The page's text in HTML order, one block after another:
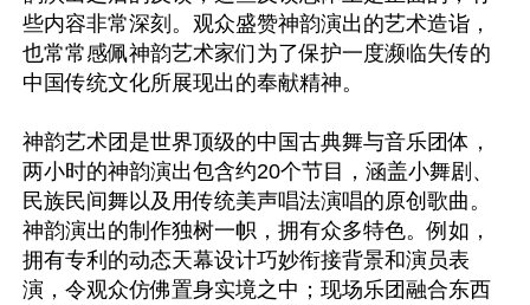
些内容非常深刻。观众盛赞神韵演出的艺术造诣，
也常常感佩神韵艺术家们为了保护一度濒临失传的
中国传统文化所展现出的奉献精神。
神韵艺术团是世界顶级的中国古典舞与音乐团体，
两小时的神韵演出包含约20个节目，涵盖小舞剧、
民族民间舞以及用传统美声唱法演唱的原创歌曲。
神韵演出的制作独树一帜，拥有众多特色。例如，
拥有专利的动态天幕设计巧妙衔接背景和演员表
演，令观众仿佛置身实境之中；现场乐团融合东西